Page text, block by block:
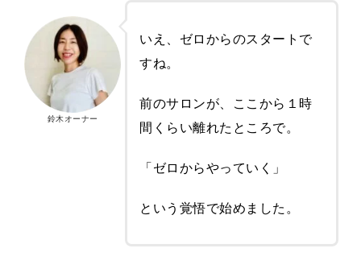
いえ、ゼロからのスタートで
すね。
前のサロンが、ここから１時
間くらい離れたところで。
「ゼロからやっていく」
という覚悟で始めました。
鈴木オーナー